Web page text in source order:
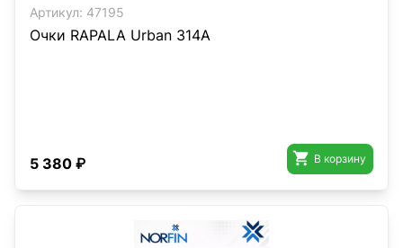
Артикул: 47195
Очки RAPALA Urban 314A
5 380 ₽  В корзину